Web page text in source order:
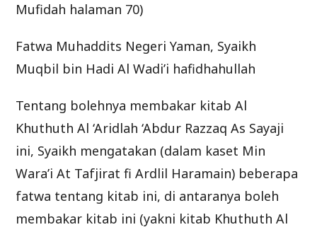
Mufidah halaman 70)
Fatwa Muhaddits Negeri Yaman, Syaikh
Muqbil bin Hadi Al Wadi’i hafidhahullah
Tentang bolehnya membakar kitab Al
Khuthuth Al ‘Aridlah ‘Abdur Razzaq As Sayaji
ini, Syaikh mengatakan (dalam kaset Min
Wara’i At Tafjirat fi Ardlil Haramain) beberapa
fatwa tentang kitab ini, di antaranya boleh
membakar kitab ini (yakni kitab Khuthuth Al